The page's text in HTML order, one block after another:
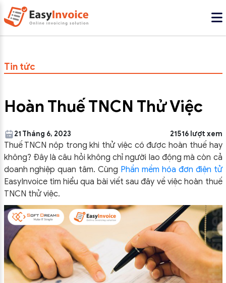
Tin tức
Hoàn Thuế TNCN Thử Việc
21 Tháng 6, 2023 21516 lượt xem
Thuế TNCN nộp trong khi thử việc có được hoàn thuế hay
không? Đây là câu hỏi không chỉ người lao động mà còn cả
doanh nghiệp quan tâm. Cùng Phần mềm hóa đơn điện tử
EasyInvoice tìm hiểu qua bài viết sau đây về việc hoàn thuế
TNCN thử việc.